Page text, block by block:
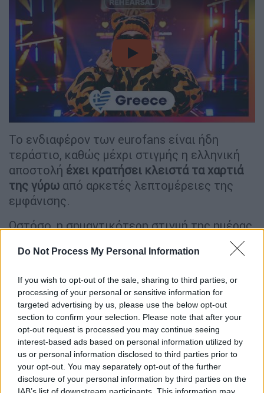
Do Not Process My Personal Information
If you wish to opt-out of the sale, sharing to third parties, or
processing of your personal or sensitive information for
targeted advertising by us, please use the below opt-out
section to confirm your selection. Please note that after your
opt-out request is processed you may continue seeing
interest-based ads based on personal information utilized by
us or personal information disclosed to third parties prior to
your opt-out. You may separately opt-out of the further
disclosure of your personal information by third parties on the
video
Το ενδιαφέρον των eurofans είναι ήδη
τεράστιο, καθώς μέχρι στιγμής η ελληνική
αποστολή έχει κρατήσει κλειστά τα χαρτιά
της γύρω από αρκετές λεπτομέρειες της
εμφάνισης.
Ωστόσο, η σημαντικότερη στιγμή της ημέρας
έρχεται το βράδυ στις 22:00 ώρα Ελλάδας,
όταν θα διεξαχθεί η πρόβα των επιτροπών
πιο καθοριστική πρόβα πριν τον ημιτελικό
καθώς εκεί ψηφίζουν οι εθνικές επιτροπές
των χωρών που συμμετέχουν στον
διαγωνισμό, διαμορφώνοντας το 50% του
τελικού αποτελέσματος.